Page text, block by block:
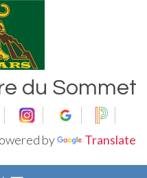
by Translate
du Sommet